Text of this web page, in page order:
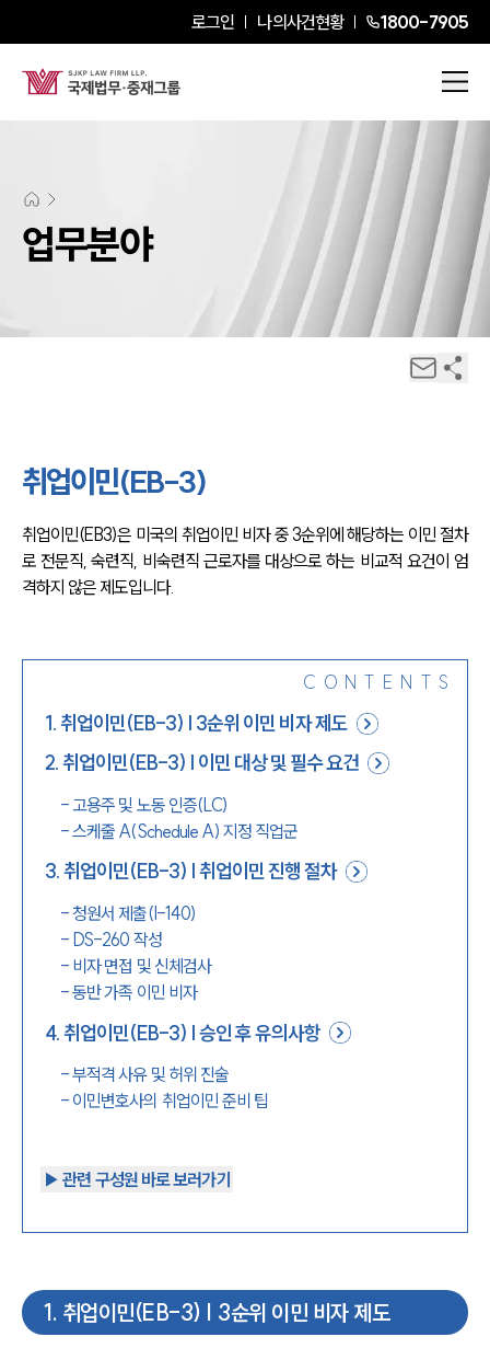
로그인 나의사건현황 1800-7905
업무분야
취업이민(EB-3)
취업이민(EB3)은 미국의 취업이민 비자 중 3순위에 해당하는 이민 절차
로 전문직, 숙련직, 비숙련직 근로자를 대상으로 하는 비교적 요건이 엄
격하지 않은 제도입니다.
CONTENTS
1.취업이민(EB-3) | 3순위 이민 비자 제도
2.취업이민(EB-3) | 이민 대상 및 필수 요건
-고용주 및 노동 인증(LC)
-스케줄 A(Schedule A) 지정 직업군
3.취업이민(EB-3) | 취업이민 진행 절차
-청원서 제출(I-140)
- DS-260 작성
- 비자 면접 및 신체검사
-동반 가족 이민 비자
4.취업이민(EB-3) | 승인 후 유의사항
-부적격 사유 및 허위 진술
- 이민변호사의 취업이민 준비 팁
▶︎ 관련 구성원 바로 보러가기
1. 취업이민(EB-3) | 3순위 이민 비자 제도